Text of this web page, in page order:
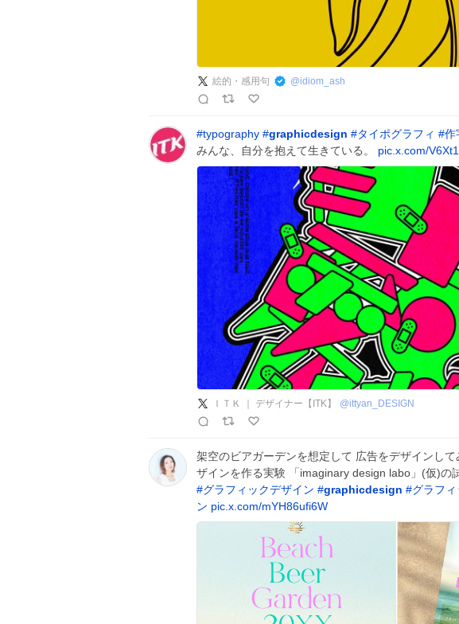
絵的・感用句 @idiom_ash
#typography #graphicdesign #タイポグラフィ #作
みんな、自分を抱えて生きている。 pic.x.com/
ＩＴＫ ｜ デザイナー【ITK】 @ittyan_DESIGN
架空のビアガーデンを想定して 広告をデザインし
ザインを作る実験 「imaginary design labo」(仮)の
#グラフィックデザイン #graphicdesign #グラフ
ン pic.x.com/mYH86ufi6W